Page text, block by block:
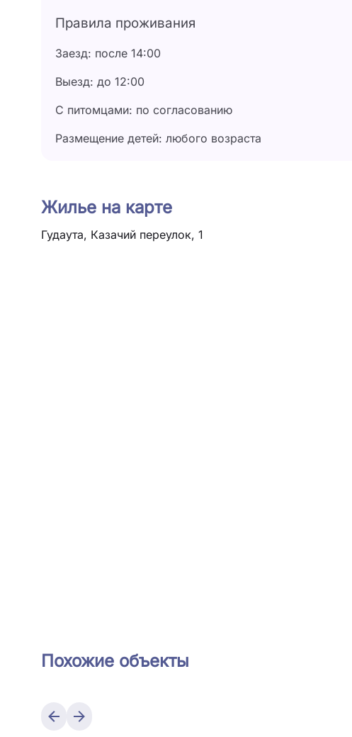
Правила проживания
Заезд: после 14:00
Выезд: до 12:00
С питомцами: по согласованию
Размещение детей: любого возраста
Жилье на карте
Гудаута, Казачий переулок, 1
Похожие объекты